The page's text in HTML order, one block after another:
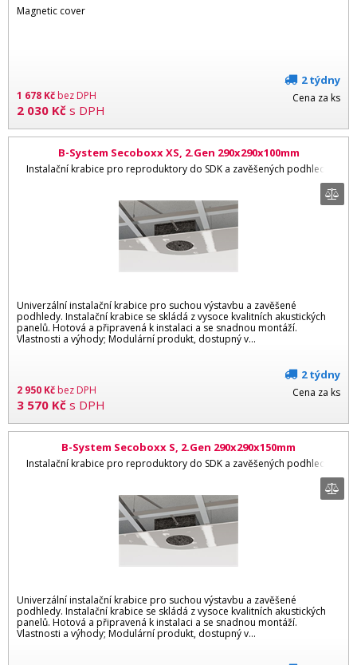
Magnetic cover
1 678 Kčbez DPH
2 030 Kč s DPH
2 týdny
Cena za ks
B-System Secoboxx XS, 2.Gen 290x290x100mm
Instalační krabice pro reproduktory do SDK a zavěšených podhledů
Univerzální instalační krabice pro suchou výstavbu a zavěšené
podhledy. Instalační krabice se skládá z vysoce kvalitních akustických
panelů. Hotová a připravená k instalaci a se snadnou montáží.
Vlastnosti a výhody; Modulární produkt, dostupný v...
2 950 Kčbez DPH
3 570 Kč s DPH
2 týdny
Cena za ks
B-System Secoboxx S, 2.Gen 290x290x150mm
Instalační krabice pro reproduktory do SDK a zavěšených podhledů
Univerzální instalační krabice pro suchou výstavbu a zavěšené
podhledy. Instalační krabice se skládá z vysoce kvalitních akustických
panelů. Hotová a připravená k instalaci a se snadnou montáží.
Vlastnosti a výhody; Modulární produkt, dostupný v...